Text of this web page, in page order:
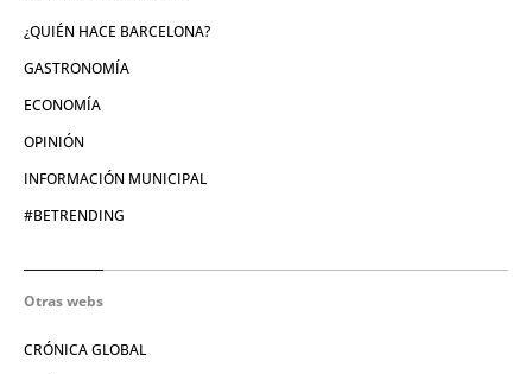
¿QUIÉN HACE BARCELONA?
GASTRONOMÍA
ECONOMÍA
OPINIÓN
INFORMACIÓN MUNICIPAL
#BETRENDING
Otras webs
CRÓNICA GLOBAL